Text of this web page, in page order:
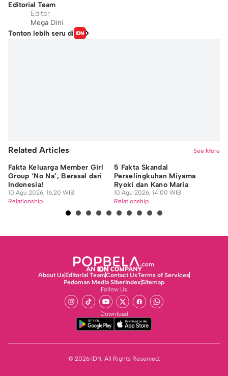
Editorial Team
Editor
Mega Dini
Tonton lebih seru di
Related Articles See More
Fakta Keluarga Member Girl
Group ‘No Na’, Berasal dari
Indonesia!
10 Agu 2026, 16:20 WIB
Relationship
5 Fakta Skandal
Perselingkuhan Miyama
Ryoki dan Kano Maria
10 Agu 2026, 14:00 WIB
Relationship
About UsEditorial TeamContact UsTerms of Services
Pedoman Media SiberIndexSitemap
Follow Us
Download
© 2026 IDN. All Rights Reserved.